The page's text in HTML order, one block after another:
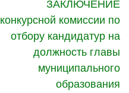
ЗАКЛЮЧЕНИЕ
конкурсной комиссии по
отбору кандидатур на
должность главы
муниципального
образования